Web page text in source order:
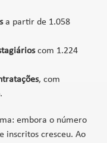
a partir de 1.058
com 1.224
, com
embora o número
inscritos cresceu. Ao